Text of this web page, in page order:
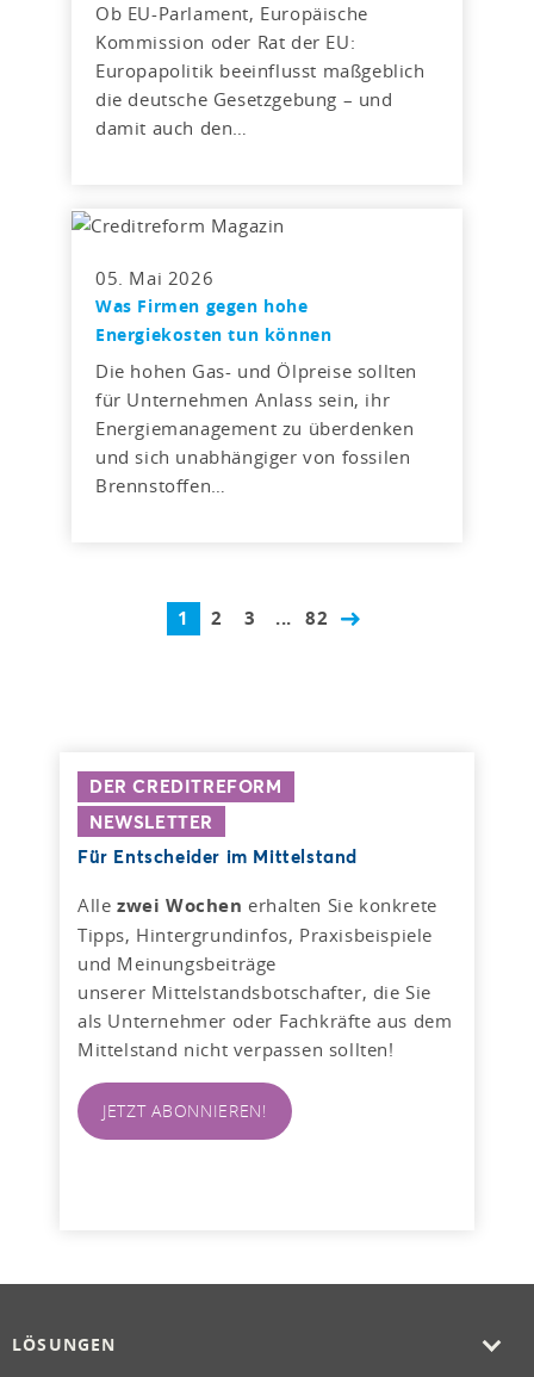
Ob EU-Parlament, Europäische
Kommission oder Rat der EU:
Europapolitik beeinflusst maßgeblich
die deutsche Gesetzgebung – und
damit auch den…
05. Mai 2026
Was Firmen gegen hohe
Energiekosten tun können
Die hohen Gas- und Ölpreise sollten
für Unternehmen Anlass sein, ihr
Energiemanagement zu überdenken
und sich unabhängiger von fossilen
Brennstoffen…
1 2 3 ... 82
DER CREDITREFORM
NEWSLETTER
Für Entscheider im Mittelstand
Alle zwei Wochen erhalten Sie konkrete
Tipps, Hintergrundinfos, Praxisbeispiele
und Meinungsbeiträge
unserer Mittelstandsbotschafter, die Sie
als Unternehmer oder Fachkräfte aus dem
Mittelstand nicht verpassen sollten!
JETZT ABONNIEREN!
LÖSUNGEN